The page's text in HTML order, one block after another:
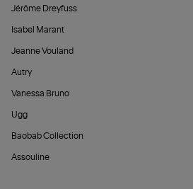
Jérôme Dreyfuss
Isabel Marant
Jeanne Vouland
Autry
Vanessa Bruno
Ugg
Baobab Collection
Assouline